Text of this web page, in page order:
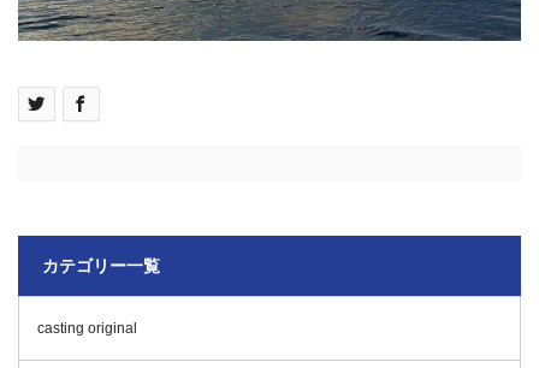
カテゴリー一覧
casting original